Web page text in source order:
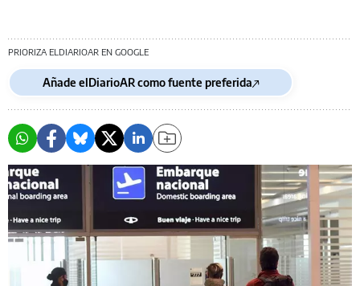
PRIORIZA ELDIARIOAR EN GOOGLE
Añade elDiarioAR como fuente preferida